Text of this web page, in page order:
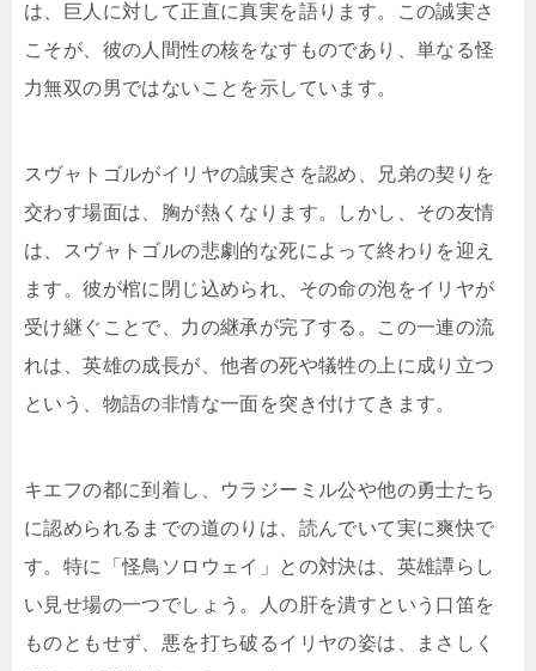
は、巨人に対して正直に真実を語ります。この誠実さ
こそが、彼の人間性の核をなすものであり、単なる怪
力無双の男ではないことを示しています。
スヴャトゴルがイリヤの誠実さを認め、兄弟の契りを
交わす場面は、胸が熱くなります。しかし、その友情
は、スヴャトゴルの悲劇的な死によって終わりを迎え
ます。彼が棺に閉じ込められ、その命の泡をイリヤが
受け継ぐことで、力の継承が完了する。この一連の流
れは、英雄の成長が、他者の死や犠牲の上に成り立つ
という、物語の非情な一面を突き付けてきます。
キエフの都に到着し、ウラジーミル公や他の勇士たち
に認められるまでの道のりは、読んでいて実に爽快で
す。特に「怪鳥ソロウェイ」との対決は、英雄譚らし
い見せ場の一つでしょう。人の肝を潰すという口笛を
ものともせず、悪を打ち破るイリヤの姿は、まさしく